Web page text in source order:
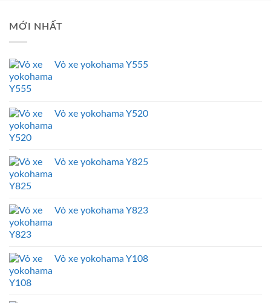
MỚI NHẤT
Vỏ xe yokohama Y555
Vỏ xe yokohama Y520
Vỏ xe yokohama Y825
Vỏ xe yokohama Y823
Vỏ xe yokohama Y108